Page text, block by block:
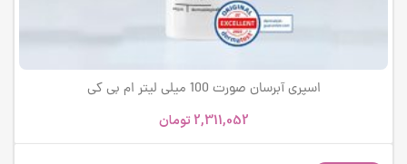
اسپری آبرسان صورت 100 میلی لیتر ام بی کی
2,311,052 تومان